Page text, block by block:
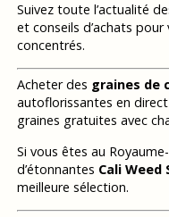
Suivez toute l’actualité
et conseils d’achats
concentrés.
Acheter des graines de
autoflorissantes en direct
graines gratuites avec
Si vous êtes au
d’étonnantes Cali Weed
meilleure sélection.